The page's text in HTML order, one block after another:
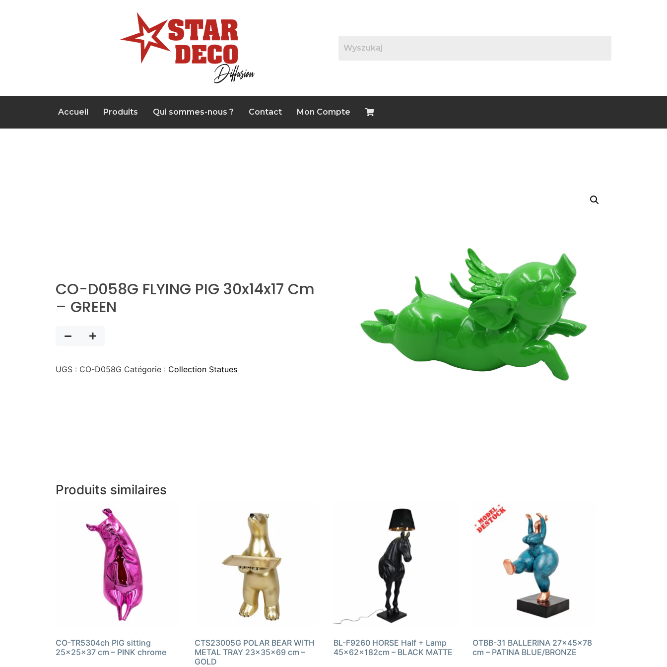
Accueil Produits Qui sommes-nous ? Contact Mon Compte
CO-D058G FLYING PIG 30x14x17 Cm
– GREEN
UGS : CO-D058G Catégorie : Collection Statues
Produits similaires
CO-TR5304ch PIG sitting
25x25x37 cm – PINK chrome
CTS23005G POLAR BEAR WITH
METAL TRAY 23x35x69 cm –
GOLD
BL-F9260 HORSE Half + Lamp
45x62x182cm – BLACK MATTE
OTBB-31 BALLERINA 27x45x78
cm – PATINA BLUE/BRONZE